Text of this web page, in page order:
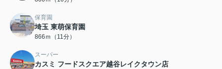
保育園
埼玉 東萌保育園
866ｍ（11分）
スーパー
カスミ フードスクエア越谷レイクタウン店